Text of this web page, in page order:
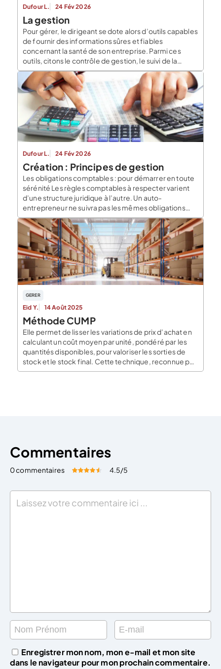
Dufour L. 24 Fév 2026
La gestion
Pour gérer, le dirigeant se dote alors d’outils capables
de fournir des informations sûres et fiables
concernant la santé de son entreprise. Parmi ces
outils, citons le contrôle de gestion, le suivi de la
trésorerie et bien entendu les comptes annuels
basés sur la comptabilité régulière de l’entreprise. Le
blog du dirigeant zoome sur les […]
Dufour L. 24 Fév 2026
Création : Principes de gestion
Les obligations comptables : pour démarrer en toute
sérénité Les règles comptables à respecter varient
d’une structure juridique à l’autre. Un auto-
entrepreneur ne suivra pas les mêmes obligations
qu’un dirigeant de SARL. Pour exemple, la
conservation des factures, le suivi chronologique des
flux financiers, font partie des basiques de la gestion
d’entreprise. Ils vous aideront […]
GERER
Eid Y. 14 Août 2025
Méthode CUMP
Elle permet de lisser les variations de prix d’achat en
calculant un coût moyen par unité, pondéré par les
quantités disponibles, pour valoriser les sorties de
stock et le stock final. Cette technique, reconnue par
le Plan Comptable Général (règlement ANC 2014-03)
Commentaires
0 commentaires Évaluez cet article:
4.5/5
Enregistrer mon nom, mon e-mail et mon site
dans le navigateur pour mon prochain commentaire.